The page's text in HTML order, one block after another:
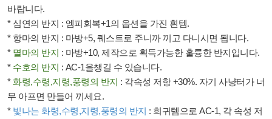
바랍니다.
* 심연의 반지 : 엠피회복+1의 옵션을 가진 흰템.
* 항마의 반지 : 마방+5, 퀘스트로 주니까 끼고 다니시면 됩니다.
* 멸마의 반지 : 마방+10, 제작으로 획득가능한 훌륭한 반지입니다.
* 수호의 반지 : AC-1을챙길 수 있습니다.
* 화령,수령,지령,풍령의 반지 : 각속성 저항+30%. 자기 사냥터가 너
무 아프면 만들어 끼세요.
* 빛나는 화령,수령,지령,풍령의 반지 : 희귀템으로 AC-1, 각 속성 저